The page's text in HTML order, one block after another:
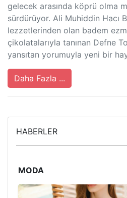
gelecek arasında köprü olma
sürdürüyor. Ali Muhiddin Hacı
lezzetlerinden olan badem
çikolatalarıyla tanınan Defne
yansıtan yorumuyla yeni bir
Daha Fazla ...
HABERLER
MODA